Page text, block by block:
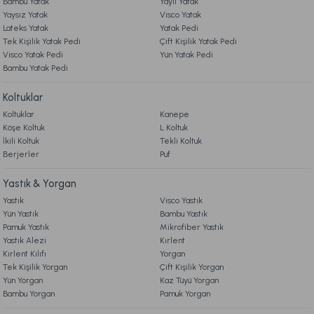
Leris Bouquet Mum Rose Vanilya 200 gr
849,00 TL
999,00 TL 199,00 TL
Luxury Noir Kolonya 100 ml Rosabelle Blush Display Kolonya 50 ml
Yaysız Yatak
Visco Yatak
Lateks Yatak
Yatak Pedi
Tek Kişilik Yatak Pedi
Çift Kişilik Yatak Pedi
Visco Yatak Pedi
Yün Yatak Pedi
Bambu Yatak Pedi
Koltuklar
Koltuklar
Kanepe
Köşe Koltuk
L Koltuk
İkili Koltuk
Tekli Koltuk
Berjerler
Puf
Yastık & Yorgan
Yastık
Visco Yastık
Yün Yastık
Bambu Yastık
Pamuk Yastık
Mikrofiber Yastık
Yastık Alezi
Kırlent
Kırlent Kılıfı
Yorgan
Tek Kişilik Yorgan
Çift Kişilik Yorgan
Yün Yorgan
Kaz Tüyü Yorgan
Bambu Yorgan
Pamuk Yorgan